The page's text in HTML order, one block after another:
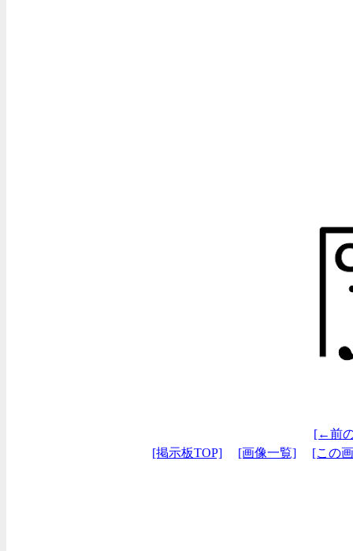
[←前
[掲示板TOP]
[画像一覧] [この